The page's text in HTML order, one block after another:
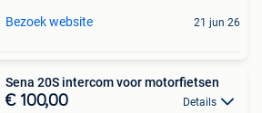
Bezoek website 21 jun 26
Sena 20S intercom voor motorfietsen
€ 100,00 Details